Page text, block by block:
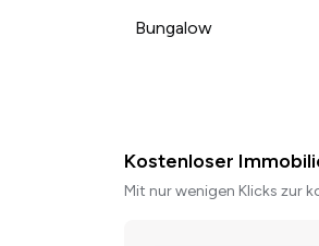
Bungalow
Kostenloser
Mit nur wenigen Klicks zur